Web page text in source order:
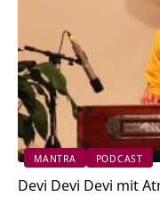
MANTRA PODCAST
Devi Devi Devi mit